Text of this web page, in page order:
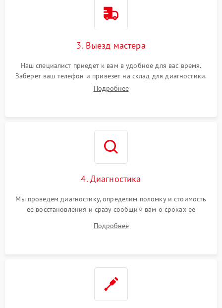
3. Выезд мастера
Наш специалист приедет к вам в удобное для вас время.
Заберет ваш телефон и привезет на склад для диагностики.
Подробнее
4. Диагностика
Мы проведем диагностику, определим поломку и стоимость
ее восстановления и сразу сообщим вам о сроках ее
Подробнее